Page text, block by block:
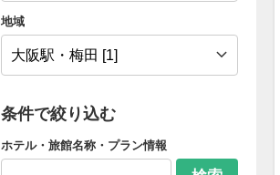
地域
条件で絞り込む
ホテル・旅館名称・プラン情報